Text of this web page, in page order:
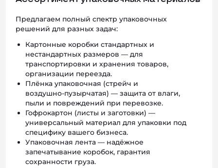
Предлагаем полный спектр упаковочных
решений для разных задач:
Картонные коробки стандартных и
нестандартных размеров — для
транспортировки и хранения товаров,
организации переезда.
Плёнка упаковочная (стрейч и
воздушно‑пузырчатая) — защита от влаги,
пыли и повреждений при перевозке.
Гофрокартон (листы и заготовки) —
универсальный материал для упаковки под
специфику вашего бизнеса.
Упаковочная лента — надёжное
запечатывание коробок, гарантия
сохранности груза.